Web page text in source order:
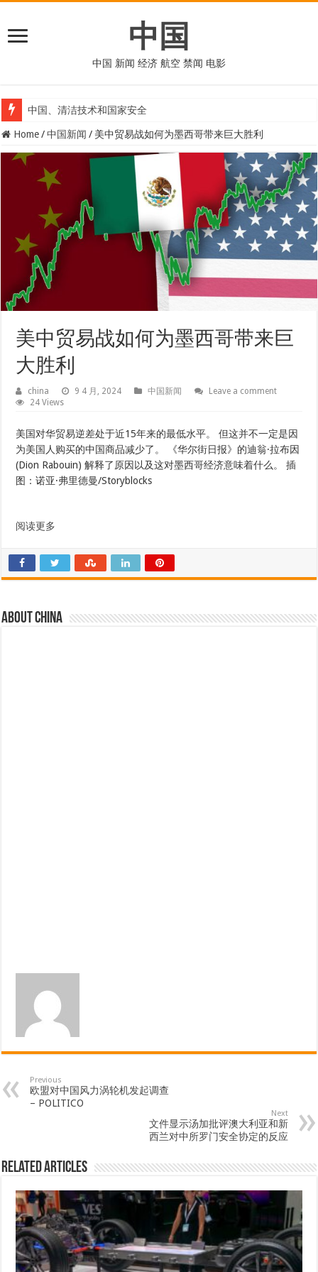
中国
中国 新闻 经济 航空 禁闻 电影
中国、清洁技术和国家安全
Home / 中国新闻 / 美中贸易战如何为墨西哥带来巨大胜利
美中贸易战如何为墨西哥带来巨
大胜利
china 9 4 月, 2024 中国新闻
Leave a comment
24 Views
美国对华贸易逆差处于近15年来的最低水平。 但这并不一定是因
为美国人购买的中国商品减少了。 《华尔街日报》的迪翁·拉布因
(Dion Rabouin) 解释了原因以及这对墨西哥经济意味着什么。 插
图：诺亚·弗里德曼/Storyblocks
阅读更多
About china
Previous
欧盟对中国风力涡轮机发起调查
– POLITICO
Next
文件显示汤加批评澳大利亚和新
西兰对中所罗门安全协定的反应
Related Articles